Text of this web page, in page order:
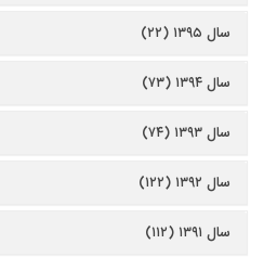
سال ۱۳۹۵ (۲۲)
سال ۱۳۹۴ (۷۳)
سال ۱۳۹۳ (۷۴)
سال ۱۳۹۲ (۱۲۲)
سال ۱۳۹۱ (۱۱۲)